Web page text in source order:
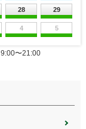
28 29
4 5
9:00〜21:00